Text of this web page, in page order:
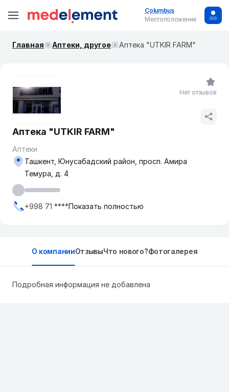
Columbus
Местоположение
Главная Аптеки, другое Аптека "UTKIR FARM"
Аптека "UTKIR FARM"
Аптеки
Ташкент, Юнусабадский район, просп. Амира
Темура, д. 4
+998 71 ****Показать полностью
Нет отзывов
О компанииОтзывыЧто нового?Фотогалерея
Подробная информация не добавлена